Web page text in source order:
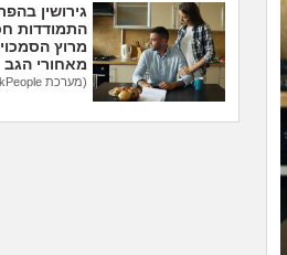
גירושין
התמודדות
מרוץ
מאחורי הגב
(מערכת AskPeople)